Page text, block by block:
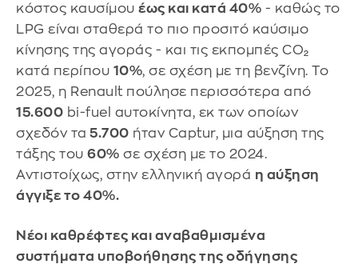
κόστος καυσίμου έως και κατά 40% - καθώς το
LPG είναι σταθερά το πιο προσιτό καύσιμο
κίνησης της αγοράς - και τις εκπομπές CO₂
κατά περίπου 10%, σε σχέση με τη βενζίνη. Το
2025, η Renault πούλησε περισσότερα από
15.600 bi-fuel αυτοκίνητα, εκ των οποίων
σχεδόν τα 5.700 ήταν Captur, μια αύξηση της
τάξης του 60% σε σχέση με το 2024.
Αντιστοίχως, στην ελληνική αγορά η αύξηση
άγγιξε το 40%.
Νέοι καθρέφτες και αναβαθμισμένα
συστήματα υποβοήθησης της οδήγησης